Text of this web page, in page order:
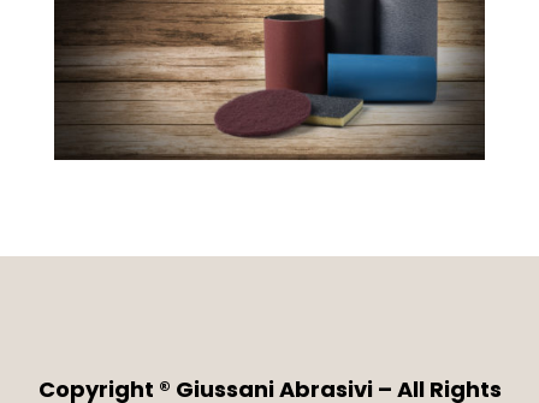
Copyright ® Giussani Abrasivi – All Rights